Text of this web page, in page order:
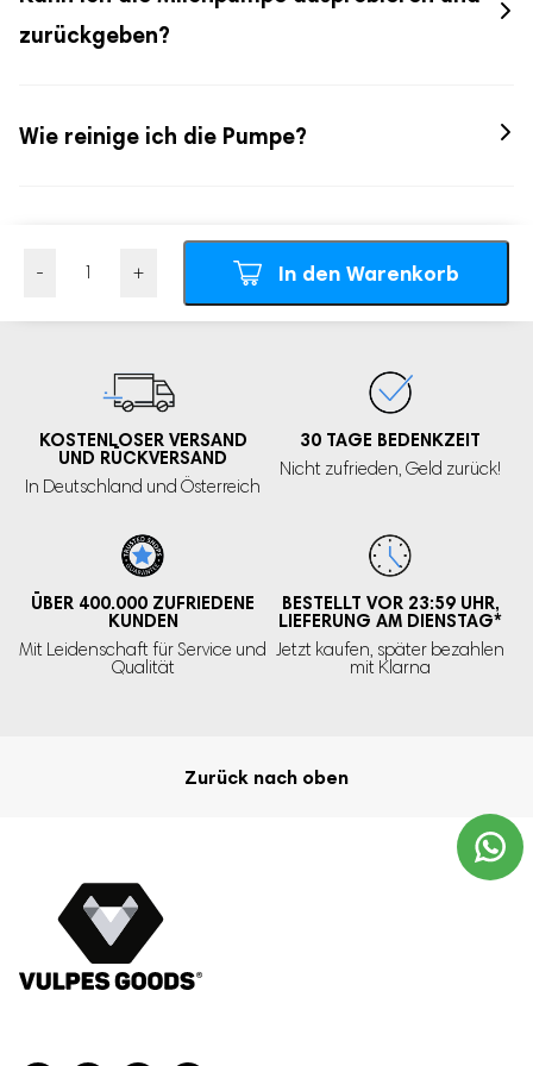
So sind Sie sicher, das Beste für Ihr Baby mit der Vulpes
Warten Sie nicht länger und lassen Sie sich von der
—-> Heute bestellt, morgen geliefert!
zurückgeben?
Wie reinige ich die Pumpe?
In den Warenkorb
KOSTENLOSER VERSAND
UND RÜCKVERSAND
In Deutschland und Österreich
30 TAGE BEDENKZEIT
Nicht zufrieden, Geld zurück!
ÜBER 400.000 ZUFRIEDENE
KUNDEN
Mit Leidenschaft für Service und
Qualität
BESTELLT VOR 23:59 UHR,
LIEFERUNG AM DIENSTAG*
Jetzt kaufen, später bezahlen
mit Klarna
Zurück nach oben